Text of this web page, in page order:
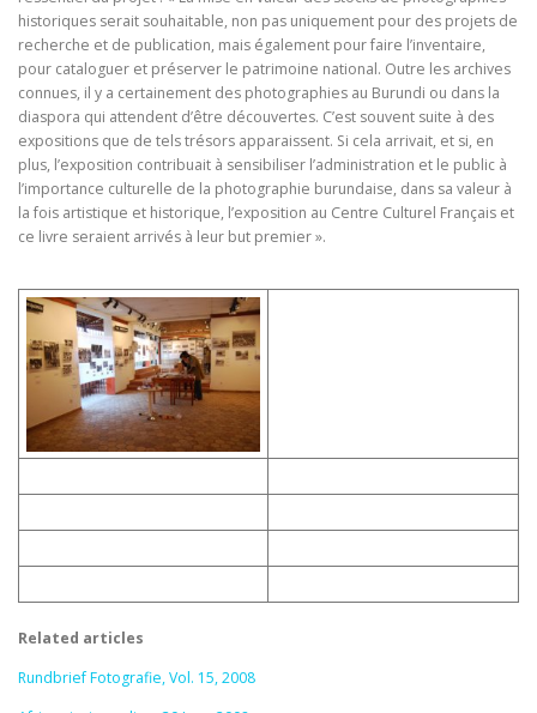
historiques serait souhaitable, non pas uniquement pour des projets de
recherche et de publication, mais également pour faire l’inventaire,
pour cataloguer et préserver le patrimoine national. Outre les archives
connues, il y a certainement des photographies au Burundi ou dans la
diaspora qui attendent d’être découvertes. C’est souvent suite à des
expositions que de tels trésors apparaissent. Si cela arrivait, et si, en
plus, l’exposition contribuait à sensibiliser l’administration et le public à
l’importance culturelle de la photographie burundaise, dans sa valeur à
la fois artistique et historique, l’exposition au Centre Culturel Français et
ce livre seraient arrivés à leur but premier ».
Related articles
Rundbrief Fotografie, Vol. 15, 2008